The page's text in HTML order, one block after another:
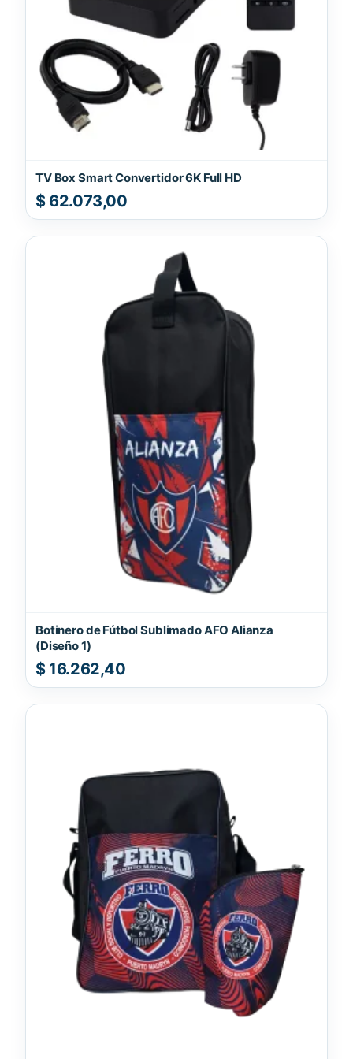
TV Box Smart Convertidor 6K Full HD
$62.073,00
Botinero de Fútbol Sublimado AFO Alianza
(Diseño 1)
$16.262,40